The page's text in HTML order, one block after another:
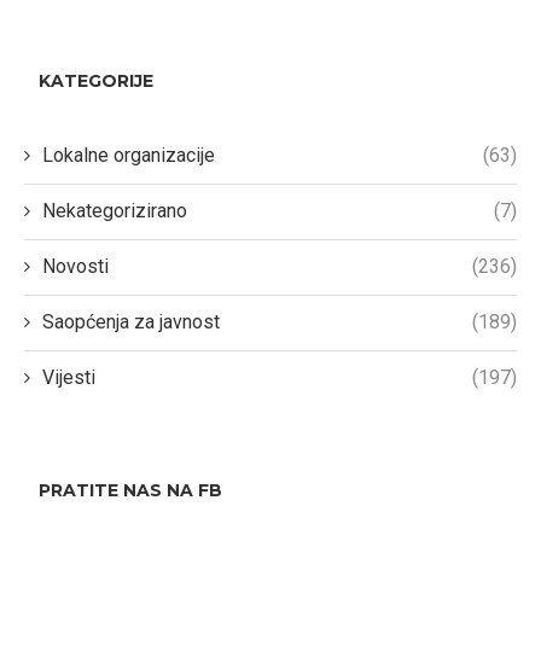
KATEGORIJE
Lokalne organizacije (63)
Nekategorizirano (7)
Novosti (236)
Saopćenja za javnost (189)
Vijesti (197)
PRATITE NAS NA FB